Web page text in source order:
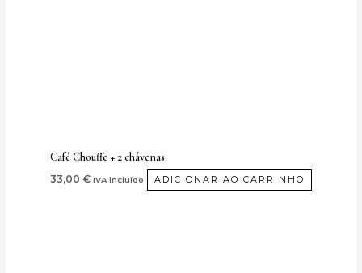
Café Chouffe + 2 chávenas
33,00€ IVA incluído ADICIONAR AO CARRINHO